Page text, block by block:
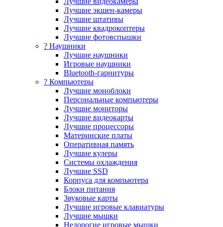
Лучшие экшен-камеры
Лучшие штативы
Лучшие квадрокоптеры
Лучшие фотовспышки
? Наушники
Лучшие наушники
Игровые наушники
Bluetooth-гарнитуры
?️ Компьютеры
Лучшие моноблоки
Персональные компьютеры
Лучшие мониторы
Лучшие видеокарты
Лучшие процессоры
Материнские платы
Оперативная память
Лучшие кулеры
Системы охлаждения
Лучшие SSD
Корпуса для компьютера
Блоки питания
Звуковые карты
Лучшие игровые клавиатуры
Лучшие мышки
Недорогие игровые мышки